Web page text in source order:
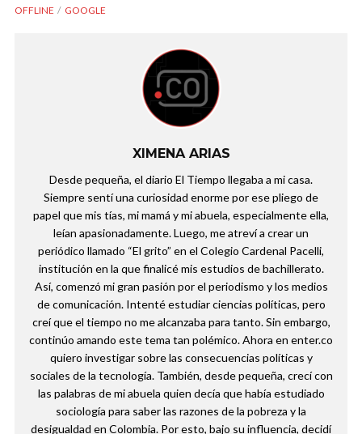
OFFLINE
GOOGLE
XIMENA ARIAS
Desde pequeña, el diario El Tiempo llegaba a mi casa.
Siempre sentí una curiosidad enorme por ese pliego de
papel que mis tías, mi mamá y mi abuela, especialmente ella,
leían apasionadamente. Luego, me atreví a crear un
periódico llamado “El grito” en el Colegio Cardenal Pacelli,
institución en la que finalicé mis estudios de bachillerato.
Así, comenzó mi gran pasión por el periodismo y los medios
de comunicación. Intenté estudiar ciencias políticas, pero
creí que el tiempo no me alcanzaba para tanto. Sin embargo,
continúo amando este tema tan polémico. Ahora en enter.co
quiero investigar sobre las consecuencias políticas y
sociales de la tecnología. También, desde pequeña, crecí con
las palabras de mi abuela quien decía que había estudiado
sociología para saber las razones de la pobreza y la
desigualdad en Colombia. Por esto, bajo su influencia, decidí